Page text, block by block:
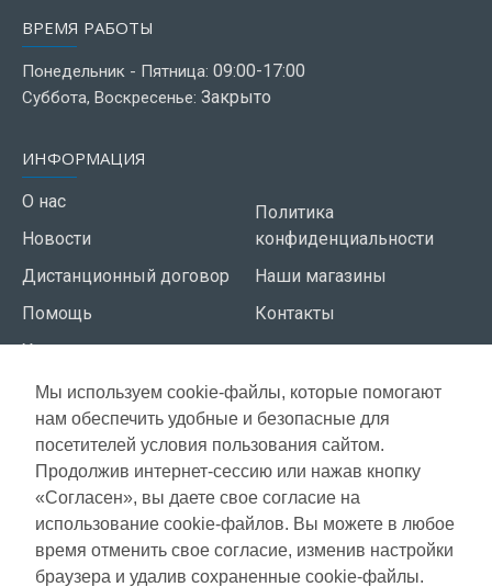
Мы используем cookie-файлы, которые помогают
нам обеспечить удобные и безопасные для
посетителей условия пользования сайтом.
Продолжив интернет-сессию или нажав кнопку
«Согласен», вы даете свое согласие на
использование cookie-файлов. Вы можете в любое
время отменить свое согласие, изменив настройки
браузера и удалив сохраненные cookie-файлы.
ВРЕМЯ РАБОТЫ
Понедельник - Пятница: 09:00-17:00
Суббота, Воскресенье: Закрыто
ИНФОРМАЦИЯ
О нас
Новости
Дистанционный договор
Помощь
Условия использования
Политика
конфиденциальности
Наши магазины
Контакты
СЕРВИС КЛИЕНТОВ
Доставка
Оплата
Газета акций